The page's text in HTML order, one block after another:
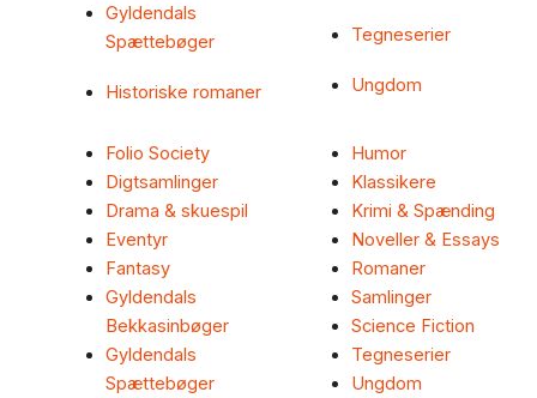
Gyldendals
Spættebøger
Historiske romaner
Tegneserier
Ungdom
Folio Society
Digtsamlinger
Drama & skuespil
Eventyr
Fantasy
Gyldendals
Bekkasinbøger
Gyldendals
Spættebøger
Humor
Klassikere
Krimi & Spænding
Noveller & Essays
Romaner
Samlinger
Science Fiction
Tegneserier
Ungdom